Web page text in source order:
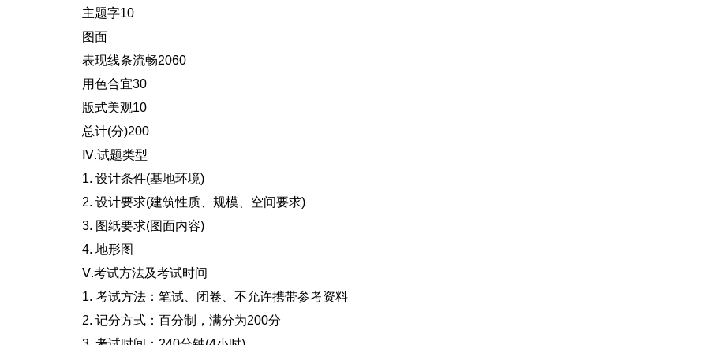
主题字10
图面
表现线条流畅2060
用色合宜30
版式美观10
总计(分)200
Ⅳ.试题类型
1. 设计条件(基地环境)
2. 设计要求(建筑性质、规模、空间要求)
3. 图纸要求(图面内容)
4. 地形图
Ⅴ.考试方法及考试时间
1. 考试方法：笔试、闭卷、不允许携带参考资料
2. 记分方式：百分制，满分为200分